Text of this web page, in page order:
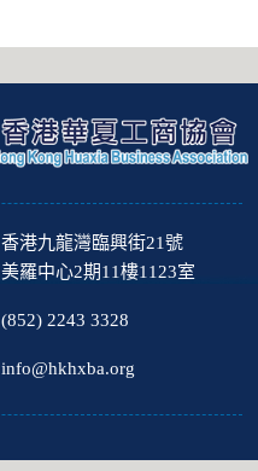
香港九龍灣臨興街21號
美羅中心2期11樓1123室
(852) 2243 3328
info@hkhxba.org